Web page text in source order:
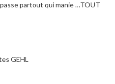
partout qui manie …TOUT
GEHL